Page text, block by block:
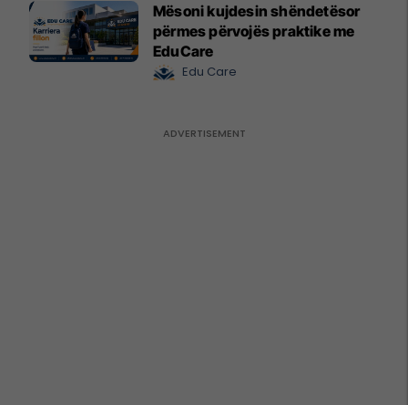
Mësoni kujdesin shëndetësor
përmes përvojës praktike me
EduCare
Edu Care